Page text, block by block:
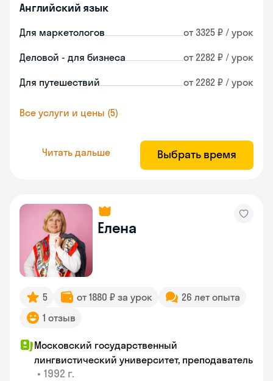
Английский язык
Для маркетологов от 3325 ₽ / урок
Деловой - для бизнеса от 2282 ₽ / урок
Для путешествий от 2282 ₽ / урок
Все услуги и цены (5)
Читать дальше Выбрать время
Елена
5 от 1880 ₽ за урок
26 лет опыта
1 отзыв
Московский государственный
лингвистический университет, преподаватель
• 1992 г.